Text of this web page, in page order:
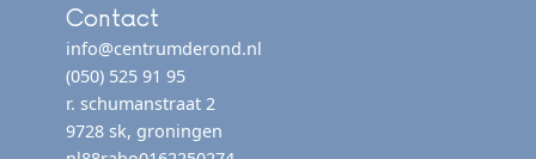
Contact
info@centrumderond.nl
(050) 525 91 95
r. schumanstraat 2
9728 sk, groningen